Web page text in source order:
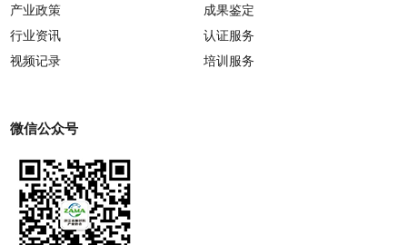
产业政策
行业资讯
视频记录
成果鉴定
认证服务
培训服务
微信公众号